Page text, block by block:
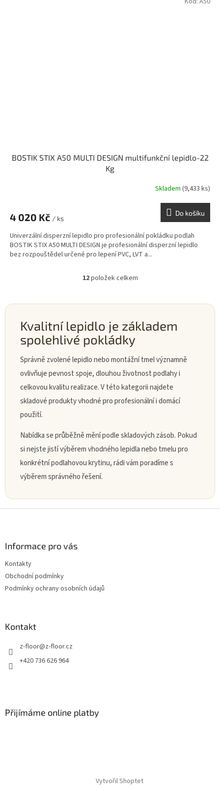
BOSTIK STIX A50 MULTI DESIGN multifunkční lepidlo-22
Kg
Skladem (9,433 ks)
4 020 Kč / ks
Do košíku
Univerzální disperzní lepidlo pro profesionální pokládku podlah
BOSTIK STIX A50 MULTI DESIGN je profesionální disperzní lepidlo
bez rozpouštědel určené pro lepení PVC, LVT a...
O
d
a
c
í
p
v
k
v
i
s
u
12položek celkem
Kvalitní lepidlo je základem
spolehlivé pokládky
Správně zvolené lepidlo nebo montážní tmel významně
ovlivňuje pevnost spoje, dlouhou životnost podlahy i
celkovou kvalitu realizace. V této kategorii najdete
skladové produkty vhodné pro profesionální i domácí
použití.
Nabídka se průběžně mění podle skladových zásob. Pokud
si nejste jistí výběrem vhodného lepidla nebo tmelu pro
konkrétní podlahovou krytinu, rádi vám poradíme s
výběrem správného řešení.
Informace pro vás
Kontakty
Obchodní podmínky
Podmínky ochrany osobních údajů
Kontakt
z-floor@z-floor.cz
+420 736 626 964
Přijímáme online platby
Vytvořil Shoptet